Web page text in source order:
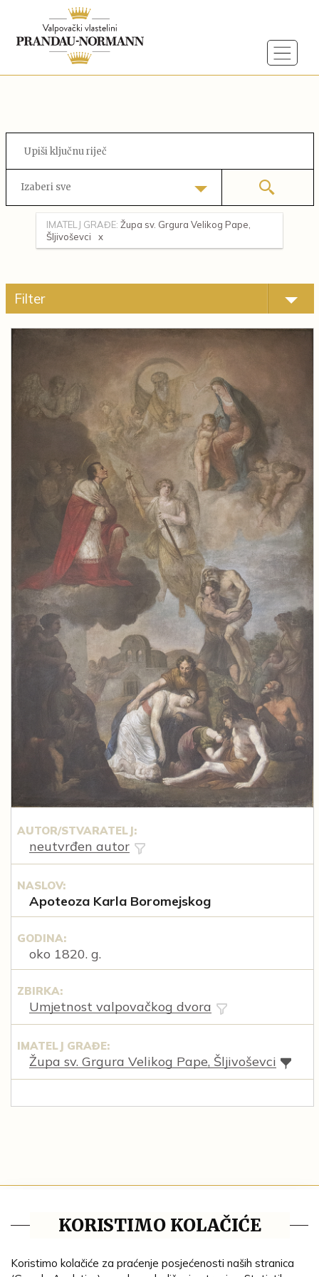
Izaberi sve
IMATELJ GRAĐE: Župa sv. Grgura Velikog Pape,
Šljivoševci
Filter
AUTOR/STVARATELJ:
neutvrđen autor
NASLOV:
Apoteoza Karla Boromejskog
GODINA:
oko 1820. g.
ZBIRKA:
Umjetnost valpovačkog dvora
IMATELJ GRAĐE:
Župa sv. Grgura Velikog Pape, Šljivoševci
Impresum
Ustanove
KORISTIMO KOLAČIĆE
Koristimo kolačiće za praćenje posjećenosti naših stranica